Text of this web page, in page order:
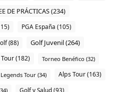
DE PRÁCTICAS (234)
PGA España (105)
(88) Golf Juvenil (264)
(182) Torneo Benéfico (32)
Legends Tour (34) Alps Tour (163)
Golf y Salud (93)